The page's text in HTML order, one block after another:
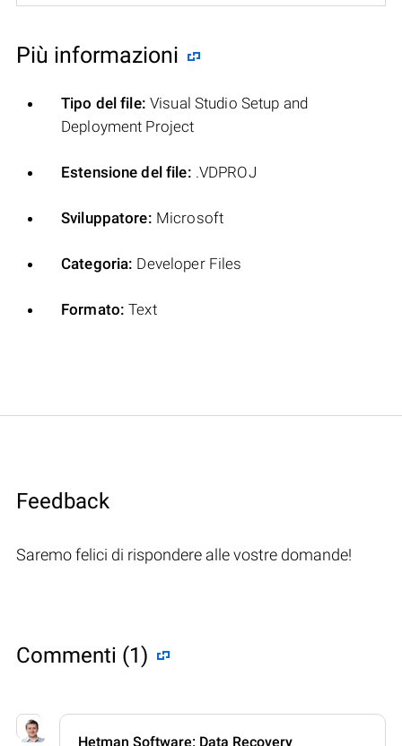
Più informazioni
Tipo del file: Visual Studio Setup and
Deployment Project
Estensione del file: .VDPROJ
Sviluppatore: Microsoft
Categoria: Developer Files
Formato: Text
Feedback
Saremo felici di rispondere alle vostre domande!
Commenti (1)
Hetman Software: Data Recovery